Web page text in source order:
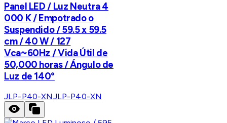
Panel LED / Luz Neutra 4
000 K / Empotrado o
Suspendido / 59.5 x 59.5
cm / 40 W / 127
Vca~60Hz / Vida Útil de
50,000 horas / Ángulo de
Luz de 140°
JLP-P40-XNJLP-P40-XN